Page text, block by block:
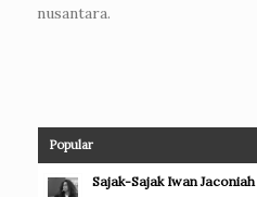
nusantara.
Popular
Sajak-Sajak Iwan Jaconiah